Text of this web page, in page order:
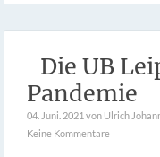
Die UB
Pandemie
04. Juni. 2021 von Ulrich
Keine Kommentare